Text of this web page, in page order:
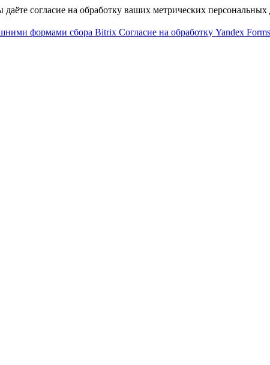
согласие на обработку ваших метрических
формами сбора Bitrix Согласие на обработку Yandex Forms